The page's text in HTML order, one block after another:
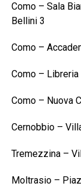
Como – Sala
Bellini 3
Como –
Como – Libreria
Como – Nuova
Cernobbio –
Tremezzina –
Moltrasio –